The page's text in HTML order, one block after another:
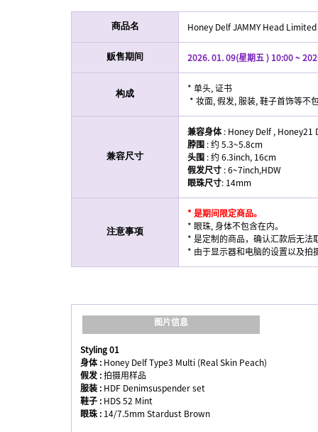
商品名 Honey Delf JAMMY Head Limited
贩售期间 2026. 01. 09(星期五 ) 10:00 ~
构成
* 单头, 证书
* 妆面, 假发, 服装, 鞋子首饰等不
兼容尺寸
兼容身体 : Honey Delf , Honey21
脖围 : 约 5.3~5.8cm
头围 : 约 6.3inch, 16cm
假发尺寸 : 6~7inch,HDW
眼珠尺寸: 14mm
注意事项
* 是期间限定商品。
* 眼珠, 身体不包含在内。
* 是定制的商品，确认汇款后无法
* 由于显示器和电脑的设置以及拍
图片信息
Styling 01
身体 : Honey Delf Type3 Multi (Real Skin Peach)
假发 :拍摄用样品
服装 : HDF Denimsuspender set
鞋子 : HDS 52 Mint
眼珠 : 14/7.5mm Stardust Brown